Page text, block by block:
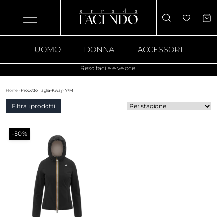
UOMO DONNA ACCESSORI
Reso facile e veloce!
Home · Prodotto Taglia-Kway · 7/M
Filtra i prodotti
-50%